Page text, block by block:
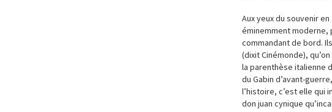
Aux yeux du souvenir
éminemment moderne,
commandant de bord.
(dixit Cinémonde),
la parenthèse italienne
du Gabin d’avant-
l’histoire, c’est elle qui
don juan cynique